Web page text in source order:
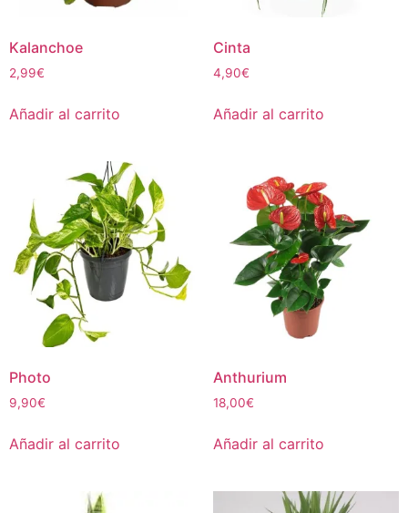
Kalanchoe
2,99€
Añadir al carrito
Cinta
4,90€
Añadir al carrito
Photo
9,90€
Añadir al carrito
Anthurium
18,00€
Añadir al carrito